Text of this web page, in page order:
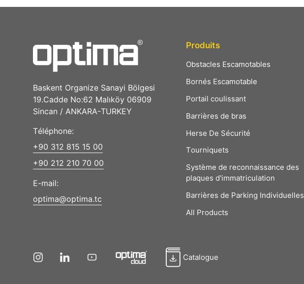
Baskent Organize Sanayi Bölgesi
19.Cadde No:62 Malıköy 06909
Sincan / ANKARA-TURKEY
Téléphone:
+90 312 815 15 00
+90 212 210 70 00
E-mail:
optima@optima.tc
Produits
Obstacles Escamotables
Bornés Escamotable
Portail coulissant
Barrières de bras
Herse De Sécurité
Tourniquets
Système de reconnaissance des
plaques d'immatriculation
Barrières de Parking Individuelles
All Products
Catalogue